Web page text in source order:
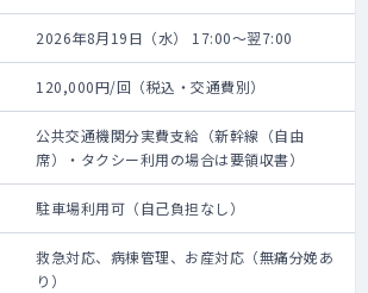
2026年8月19日（水） 17:00～翌7:00
120,000円/回（税込・交通費別）
公共交通機関分実費支給（新幹線（自由
席）・タクシー利用の場合は要領収書）
駐車場利用可（自己負担なし）
救急対応、病棟管理、お産対応（無痛分娩あ
り）